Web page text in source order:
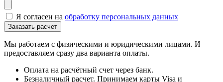
Я согласен на обработку персональных данных
Мы работаем с физическими и юридическими лицами. И
предоставляем сразу два варианта оплаты.
Оплата на расчётный счет через банк.
Безналичный расчет. Принимаем карты Visa и